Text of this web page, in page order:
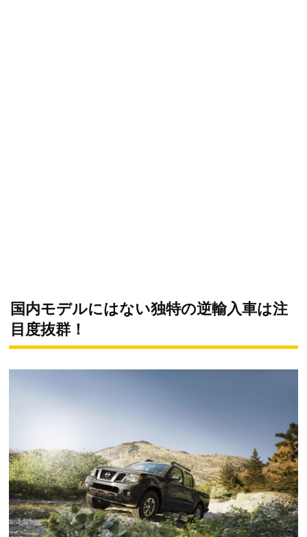
国内モデルにはない独特の逆輸入車は注
目度抜群！